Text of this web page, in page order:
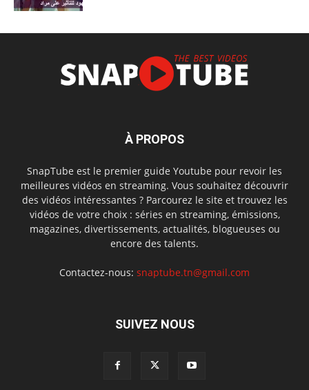
À PROPOS
SnapTube est le premier guide Youtube pour revoir les
meilleures vidéos en streaming. Vous souhaitez découvrir
des vidéos intéressantes ? Parcourez le site et trouvez les
vidéos de votre choix : séries en streaming, émissions,
magazines, divertissements, actualités, blogueuses ou
encore des talents.
Contactez-nous: snaptube.tn@gmail.com
SUIVEZ NOUS